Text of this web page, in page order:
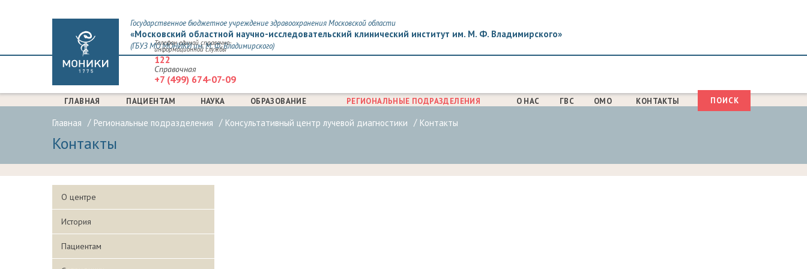
Государственное бюджетное учреждение здравоохранения Московской области
«Московский областной научно-исследовательский клинический институт им. М. Ф. Владимирского»
(ГБУЗ МО МОНИКИ им. М. Ф. Владимирского)
Телефон единой справочно-
информационной службы
122
Справочная
+7 (499) 674-07-09
ГЛАВНАЯ ПАЦИЕНТАМ НАУКА ОБРАЗОВАНИЕ РЕГИОНАЛЬНЫЕ ПОДРАЗДЕЛЕНИЯ О НАС ГВС ОМО КОНТАКТЫ
ФОРМА
Поиск
Главная Региональные подразделения Консультативный центр лучевой диагностики Контакты
Контакты
О центре
История
Пациентам